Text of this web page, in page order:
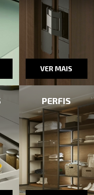
VER MAIS
PERFIS